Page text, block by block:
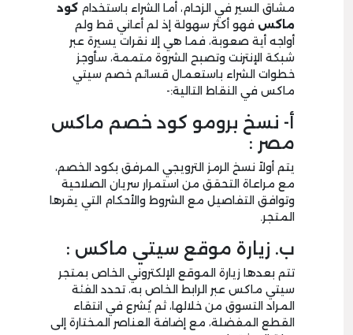
مشاق السير في الزحام، أما الشراء باستخدام كود
ماكس فهو أكثر سهولة إذ لم أعاني قط ولم
أواجه أية صعوبة، فما هي إلا نقرات يسيرة عبر
شبكة الإنترنت وتصبح الشروة متممة، سأوجز
خطوات الشراء باستعمال قسائم خصم سيتي
ماكس في النقاط التالية:-
أ- نسخ برومو كود خصم ماكس
مصر :
يتم أولاً نسخ الرمز الترويجي المرفق بكود الخصم،
مع مراعاة التحقق من استمرار سريان الصلاحية
وتوافق التفاصيل مع الشروط والأحكام التي يقرها
المتجر.
ب. زيارة موقع سيتي ماكس :
تتم بعدها زيارة الموقع الإلكتروني الخاص بمتجر
سيتي ماكس عبر الرابط الخاص به، تحدد الفئة
المراد التسوق من خلالها، ثم يُشرع في انتقاء
القطع المفضلة، مع إضافة العناصر المختارة إلى